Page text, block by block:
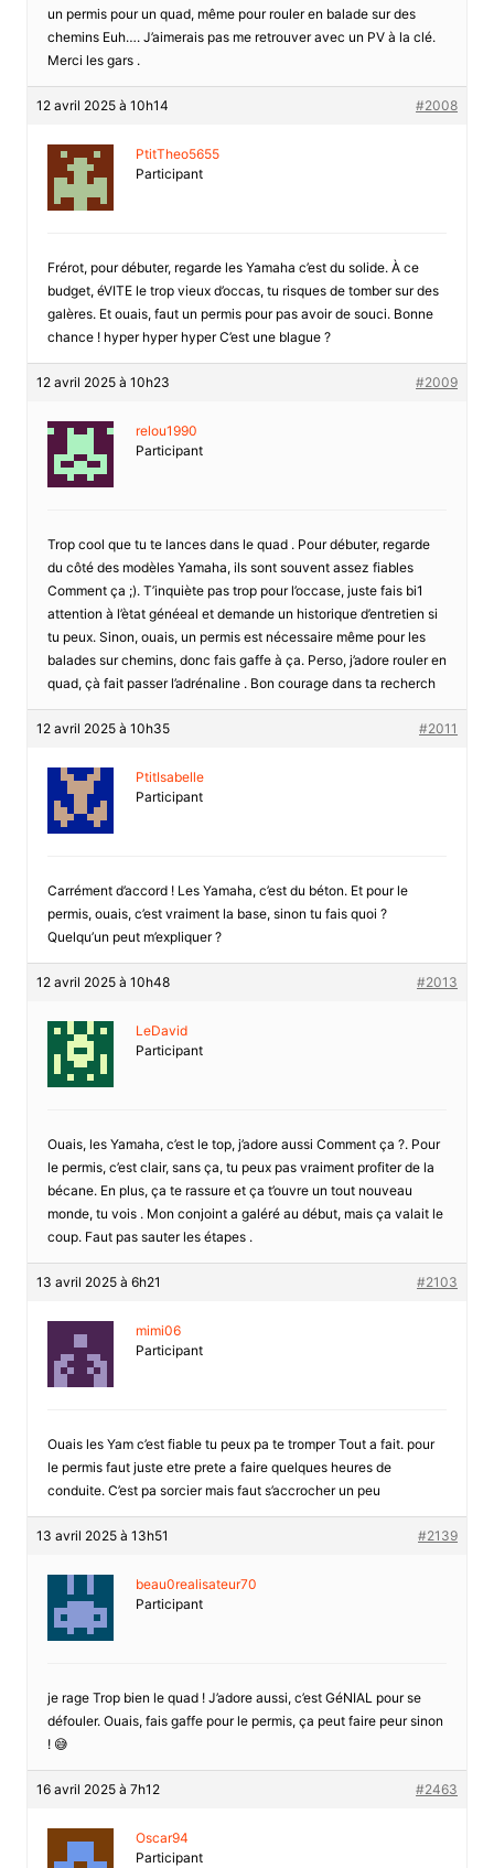
un permis pour un quad, même pour rouler en balade sur des
chemins Euh…. J’aimerais pas me retrouver avec un PV à la clé.
Merci les gars .
12 avril 2025 à 10h14 #2008
PtitTheo5655
Participant
Frérot, pour débuter, regarde les Yamaha c’est du solide. À ce
budget, éVITE le trop vieux d’occas, tu risques de tomber sur des
galères. Et ouais, faut un permis pour pas avoir de souci. Bonne
chance ! hyper hyper hyper C’est une blague ?
12 avril 2025 à 10h23 #2009
relou1990
Participant
Trop cool que tu te lances dans le quad . Pour débuter, regarde
du côté des modèles Yamaha, ils sont souvent assez fiables
Comment ça ;). T’inquiète pas trop pour l’occase, juste fais bi1
attention à l’ètat généeal et demande un historique d’entretien si
tu peux. Sinon, ouais, un permis est nécessaire même pour les
balades sur chemins, donc fais gaffe à ça. Perso, j’adore rouler en
quad, çà fait passer l’adrénaline . Bon courage dans ta recherch
12 avril 2025 à 10h35 #2011
PtitIsabelle
Participant
Carrément d’accord ! Les Yamaha, c’est du béton. Et pour le
permis, ouais, c’est vraiment la base, sinon tu fais quoi ?
Quelqu’un peut m’expliquer ?
12 avril 2025 à 10h48 #2013
LeDavid
Participant
Ouais, les Yamaha, c’est le top, j’adore aussi Comment ça ?. Pour
le permis, c’est clair, sans ça, tu peux pas vraiment profiter de la
bécane. En plus, ça te rassure et ça t’ouvre un tout nouveau
monde, tu vois . Mon conjoint a galéré au début, mais ça valait le
coup. Faut pas sauter les étapes .
13 avril 2025 à 6h21 #2103
mimi06
Participant
Ouais les Yam c’est fiable tu peux pa te tromper Tout a fait. pour
le permis faut juste etre prete a faire quelques heures de
conduite. C’est pa sorcier mais faut s’accrocher un peu
13 avril 2025 à 13h51 #2139
beau0realisateur70
Participant
je rage Trop bien le quad ! J’adore aussi, c’est GéNIAL pour se
défouler. Ouais, fais gaffe pour le permis, ça peut faire peur sinon
! 😅
16 avril 2025 à 7h12 #2463
Oscar94
Participant